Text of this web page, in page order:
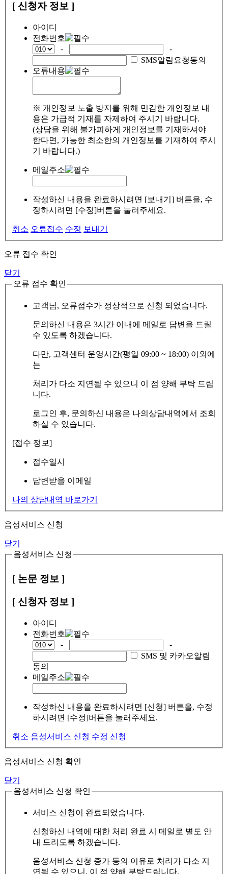
[ 신청자 정보 ]
아이디
전화번호
-
-
SMS알림요청동의
오류내용
※ 개인정보 노출 방지를 위해 민감한 개인정보 내
용은 가급적 기재를 자제하여 주시기 바랍니다.
(상담을 위해 불가피하게 개인정보를 기재하셔야
한다면, 가능한 최소한의 개인정보를 기재하여 주시
기 바랍니다.)
메일주소
작성하신 내용을 완료하시려면 [보내기] 버튼을, 수
정하시려면 [수정]버튼을 눌러주세요.
취소 오류접수 수정 보내기
오류 접수 확인
닫기
오류 접수 확인
고객님, 오류접수가 정상적으로 신청 되었습니다.
문의하신 내용은 3시간 이내에 메일로 답변을 드릴
수 있도록 하겠습니다.
다만, 고객센터 운영시간(평일 09:00 ~ 18:00) 이외에
는
처리가 다소 지연될 수 있으니 이 점 양해 부탁 드립
니다.
로그인 후, 문의하신 내용은 나의상담내역에서 조회
하실 수 있습니다.
[접수 정보]
접수일시
답변받을 이메일
나의 상담내역 바로가기
음성서비스 신청
닫기
음성서비스 신청
[ 논문 정보 ]
[ 신청자 정보 ]
아이디
전화번호
-
-
SMS 및 카카오알림
동의
메일주소
작성하신 내용을 완료하시려면 [신청] 버튼을, 수정
하시려면 [수정]버튼을 눌러주세요.
취소 음성서비스 신청 수정 신청
음성서비스 신청 확인
닫기
음성서비스 신청 확인
서비스 신청이 완료되었습니다.
신청하신 내역에 대한 처리 완료 시 메일로 별도 안
내 드리도록 하겠습니다.
음성서비스 신청 증가 등의 이유로 처리가 다소 지
연될 수 있으니, 이 점 양해 부탁드립니다.